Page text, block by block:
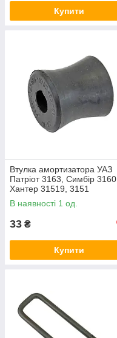
Купити
Втулка амортизатора УАЗ
Патріот 3163, Симбір 3160,
Хантер 31519, 3151
(пружинна підвіска) (СК-Н)
H=36 мм
В наявності 1 од.
33 ₴
Купити